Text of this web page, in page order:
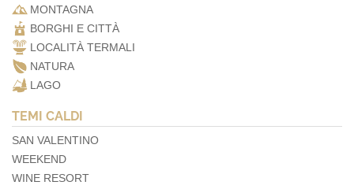
MONTAGNA
BORGHI E CITTÀ
LOCALITÀ TERMALI
NATURA
LAGO
TEMI CALDI
SAN VALENTINO
WEEKEND
WINE RESORT